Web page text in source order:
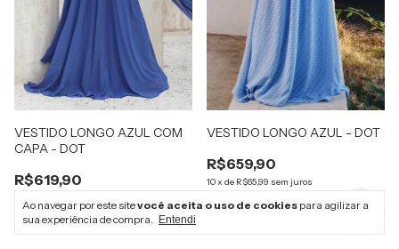
Ao navegar por este sitevocê aceita o uso de cookies para agilizar a
sua experiência de compra.
Entendi
VESTIDO LONGO AZUL COM
CAPA - DOT
R$619,90
R$588,91com Pix
VESTIDO LONGO AZUL - DOT
R$659,90
10x de R$65,99 sem juros
R$626,91com Pix